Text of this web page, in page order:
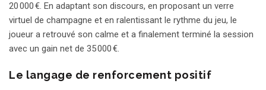
20 000 €. En adaptant son discours, en proposant un verre
virtuel de champagne et en ralentissant le rythme du jeu, le
joueur a retrouvé son calme et a finalement terminé la session
avec un gain net de 35 000 €.
Le langage de renforcement positif